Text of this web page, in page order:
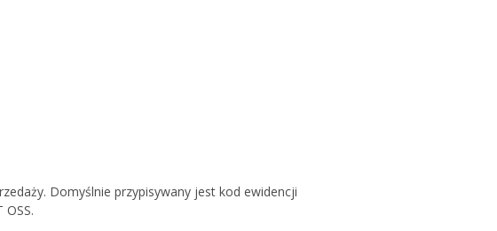
Domyślnie przypisywany jest kod ewidencji